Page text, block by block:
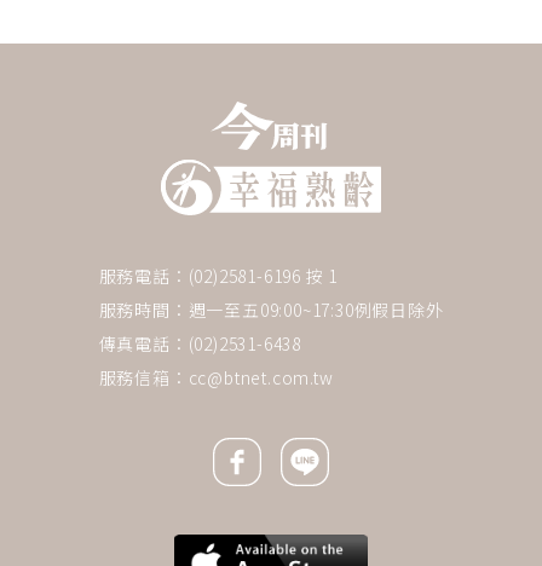
服務電話：(02)2581-6196 按 1
服務時間：週一至五09:00~17:30例假日除外
傳真電話：(02)2531-6438
服務信箱： cc@btnet.com.tw
Facebook icon
Line icon